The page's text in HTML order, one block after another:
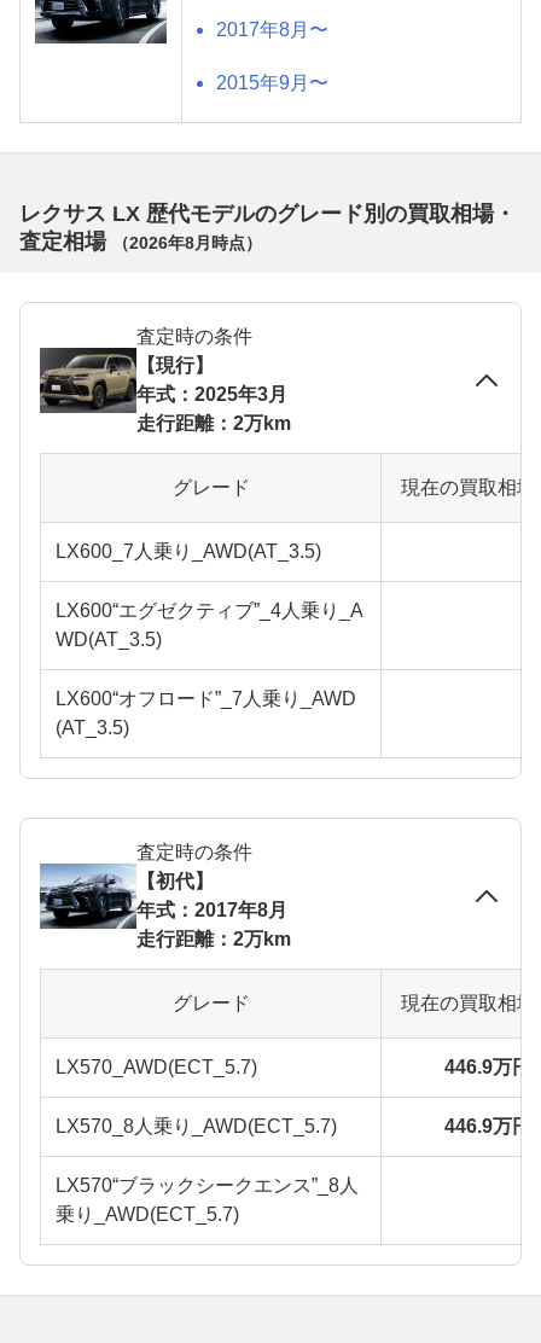
2017年8月〜
2015年9月〜
レクサス LX 歴代モデルのグレード別の買取相場・
査定相場
（2026年8月 時点）
査定時の条件
【現行】
年式：2025年3月
走行距離：2万km
グレード 現在の買取相
LX600_7人乗り_AWD(AT_3.5)
LX600“エグゼクティブ”_4人乗り_A
WD(AT_3.5)
LX600“オフロード”_7人乗り_AWD
(AT_3.5)
査定時の条件
【初代】
年式：2017年8月
走行距離：2万km
グレード 現在の買取相
LX570_AWD(ECT_5.7) 446.9万円
LX570_8人乗り_AWD(ECT_5.7) 446.9万円
LX570“ブラックシークエンス”_8人
乗り_AWD(ECT_5.7)